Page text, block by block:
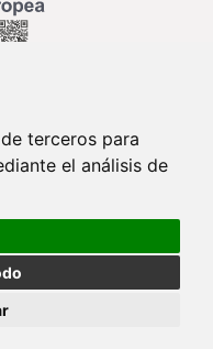
terceros para
el análisis de
Planta 0 28029 Madrid